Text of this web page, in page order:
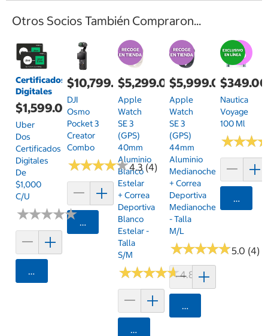
Otros Socios También Compraron...
Certificados
Digitales
$1,599.00
Uber
Dos
Certificados
Digitales
De
$1,000
C/u
★★★★★
★★★★★
Agregar
$10,799.00
DJI
Osmo
Pocket 3
Creator
Combo
★★★★★
★★★★★4.3 (4)
Agregar
$5,299.00
Apple
Watch
SE 3
(GPS)
40mm
Aluminio
Blanco
Estelar
+ Correa
Deportiva
Blanco
Estelar -
Talla
S/M
★★★★★
★★★★★4.8 (4)
Agregar
$5,999.00
Apple
Watch
SE 3
(GPS)
44mm
Aluminio
Medianoche
+ Correa
Deportiva
Medianoche
- Talla
M/L
★★★★★
★★★★★5.0 (4)
Agregar
$349.00
Nautica
Voyage
100 Ml
★★★
★★★